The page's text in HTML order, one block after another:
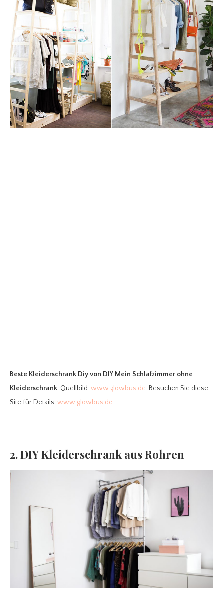
Beste Kleiderschrank Diyvon DIY Mein Schlafzimmer ohne
Kleiderschrank. Quellbild:www.glowbus.de. Besuchen Sie diese
Site für Details:www.glowbus.de
2. DIY Kleiderschrank aus Rohren